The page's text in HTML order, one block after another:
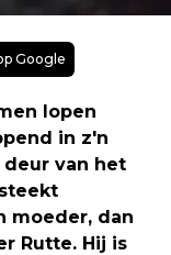
Google
lopen
in z'n
van het
moeder, dan
Rutte. Hij is